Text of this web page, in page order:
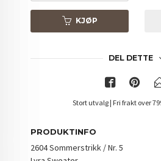
KJØP
DEL DETTE
Stort utvalg | Fri frakt over
PRODUKTINFO
2604 Sommerstrikk / Nr. 5